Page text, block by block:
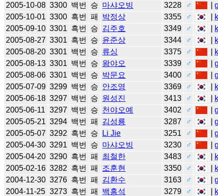
2005-10-08 3300 백번 승 마샤오빙 3228 ♂ |
2005-10-01 3300 흑번 패 박정상 3355 ♂
2005-09-10 3301 흑번 승 김주호 3349 ♂
2005-08-27 3301 흑번 승 윤준상 3344 ♂
2005-08-20 3301 백번 승 류싱 3375 ♂
2005-08-13 3301 백번 승 왕야오 3339 ♂ |
2005-08-06 3301 백번 승 박문요 3400 ♂ |
2005-07-09 3299 백번 승 안조영 3369 ♂
2005-06-18 3297 백번 승 원성진 3413 ♂
2005-06-11 3297 백번 승 천야오예 3402 ♂ |
2005-05-21 3294 백번 패 김성룡 3287 ♂ |
2005-05-07 3292 흑번 승 Li Jie 3251 ♂ |
2005-04-30 3291 백번 승 마샤오빙 3230 ♂ |
2005-04-20 3290 흑번 패 최철한 3483 ♂
2005-02-16 3282 흑번 패 조훈현 3350 ♂
2004-12-30 3276 흑번 패 김환수 3163 ♂ |
2004-11-25 3273 흑번 패 백홍석 3279 ♂